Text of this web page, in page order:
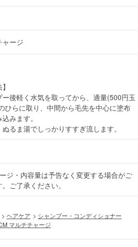
ャージ
ー後軽く水気を取ってから、適量(500円玉
ひらに取り、中間から毛先を中心に塗布
みます。
るま湯でしっかりすすぎ流します。
ジ・内容量は予告なく変更する場合がご
ご了承ください。
> ヘアケア > シャンプー・コンディショナー
マルチチャージ